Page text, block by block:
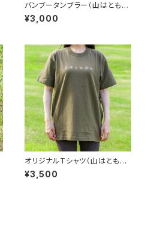
バンブータンブラー（山はともだ
ち）× 2個セット
¥3,000
オリジナルTシャツ（山はともだ
ち）
¥3,500